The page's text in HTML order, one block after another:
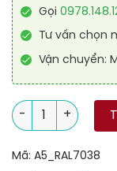
Gọi
Tư vấn chọn
Vận chuyển:
Sơn Epoxy cao cấp
Mã: A5_RAL7038